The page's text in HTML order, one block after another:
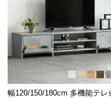
コンセント数の比較
従来品
幅120/150/180cm 多機能テレ